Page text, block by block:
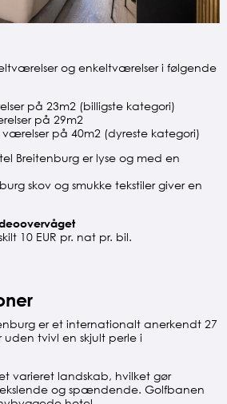
og enkeltværelser i følgende
på 23m2 (billigste kategori)
på 29m2
på 40m2 (dyreste kategori)
Breitenburg er lyse og med en
skov og smukke tekstiler giver en
10 EUR pr. nat pr. bil.
er et internationalt anerkendt 27
tvivl en skjult perle i
varieret landskab, hvilket gør
og spændende. Golfbanen